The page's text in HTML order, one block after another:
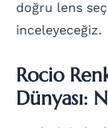
doğru lens
inceleyeceğiz.
Rocio
Dünyası: